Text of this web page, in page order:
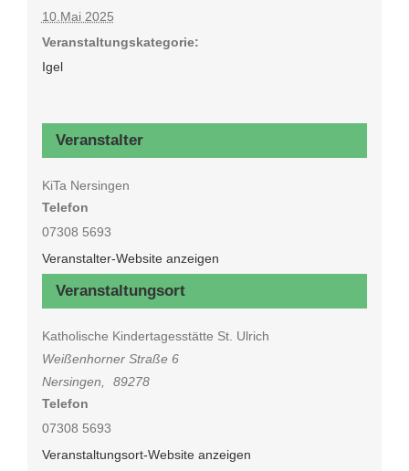
10.Mai 2025
Veranstaltungskategorie:
Igel
Veranstaltungsort
Katholische Kindertagesstätte St. Ulrich
Weißenhorner Straße 6
Nersingen
89278
Telefon
07308 5693
Veranstaltungsort-Website anzeigen
Veranstalter
KiTa Nersingen
Telefon
07308 5693
Veranstalter-Website anzeigen